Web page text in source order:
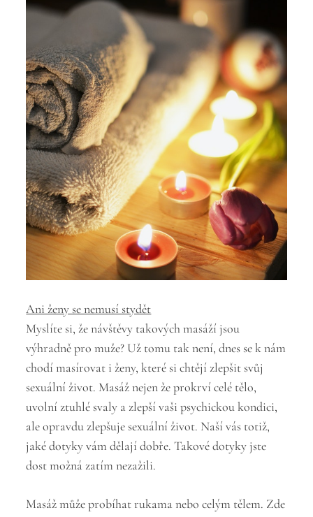
Ani ženy se nemusí stydět
Myslíte si, že návštěvy takových masáží jsou
výhradně pro muže? Už tomu tak není, dnes se k nám
chodí masírovat i ženy, které si chtějí zlepšit svůj
sexuální život. Masáž nejen že prokrví celé tělo,
uvolní ztuhlé svaly a zlepší vaši psychickou kondici,
ale opravdu zlepšuje sexuální život. Naší vás totiž,
jaké dotyky vám dělají dobře. Takové dotyky jste
dost možná zatím nezažili.
Masáž může probíhat rukama nebo celým tělem. Zde